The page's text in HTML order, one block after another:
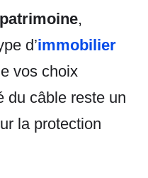
,
d’immobilier
vos choix
du câble reste un
la protection